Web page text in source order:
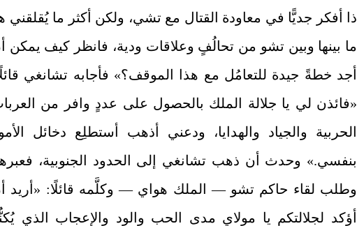
ذا أفكر جديًّا في معاودة القتال مع تشي، ولكن أكثر ما يُقلقني
ما بينها وبين تشو من تحالُفٍ وعلاقات ودية، فانظر كيف يمكن
أجد خطةً جيدة للتعامُل مع هذا الموقف؟» فأجابه تشانغي
«فائذن لي يا جلالة الملك بالحصول على عددٍ وافر من
الحربية والجياد والهدايا، ودعني أذهب أستطلِع دخائل
بنفسي.» وحدث أن ذهب تشانغي إلى الحدود الجنوبية،
وطلب لقاء حاكم تشو — الملك هواي — وكلَّمه قائلًا: «أريد
أؤكد لجلالتكم يا مولاي مدى الحب والود والإعجاب الذي